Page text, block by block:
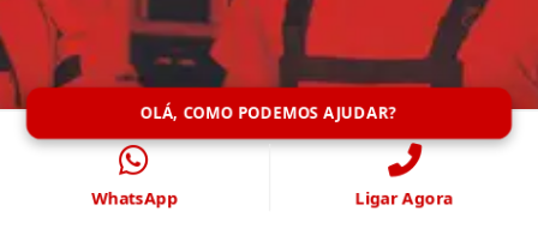
OLÁ, COMO PODEMOS AJUDAR?
WhatsApp Ligar Agora